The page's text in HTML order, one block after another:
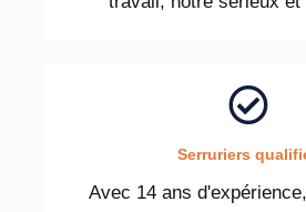
Serruriers
Avec 14 ans